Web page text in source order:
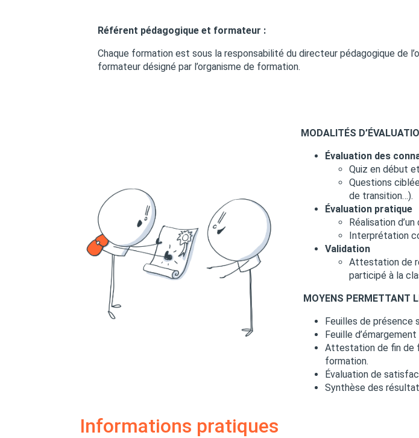
Référent pédagogique et formateur :
Chaque formation est sous la responsabilité du directeur pédagogique de
formateur désigné par l’organisme de formation.
MODALITÉS
Évaluation des
Quiz en début
Questions
de transition…).
Évaluation pratique
Réalisation
Interprétation
Validation
Attestation de
participé à la
MOYENS PERMETTANT
Feuilles de présence
Feuille
Attestation de fin de
formation.
Évaluation de
Synthèse des
Informations pratiques